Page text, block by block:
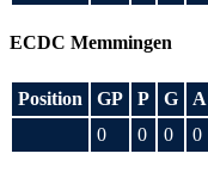
ECDC Memmingen
Position GP P G A
0
0 0 0